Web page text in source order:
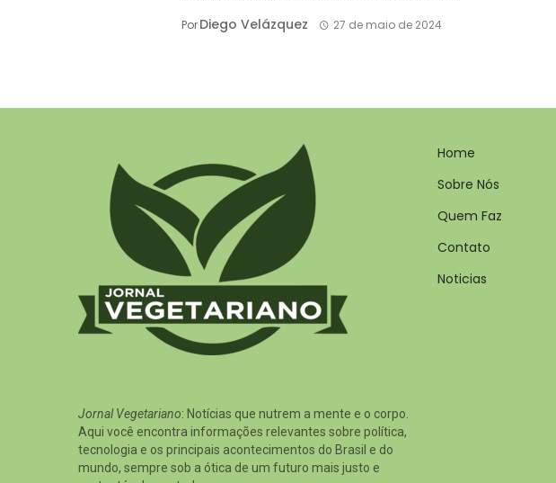
PorDiego Velázquez 27 de maio de 2024
Jornal Vegetariano: Notícias que nutrem a mente e o corpo.
Aqui você encontra informações relevantes sobre política,
tecnologia e os principais acontecimentos do Brasil e do
mundo, sempre sob a ótica de um futuro mais justo e
Home
Sobre Nós
Quem Faz
Contato
Noticias